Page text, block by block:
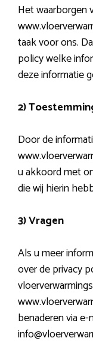
Het waarborgen
taak voor ons.
policy welke
deze informatie
2)
Door de
u akkoord met
die wij hierin
3) Vragen
Als u meer
over de privacy
benaderen via